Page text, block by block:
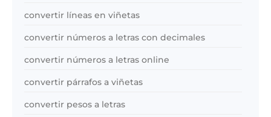
convertir líneas en viñetas
convertir números a letras con decimales
convertir números a letras online
convertir párrafos a viñetas
convertir pesos a letras